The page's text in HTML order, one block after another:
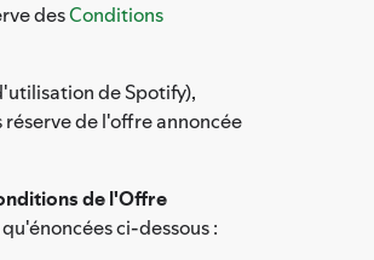
desConditions
de Spotify),
réserve de l'offre annoncée
de l'Offre
ci-dessous :